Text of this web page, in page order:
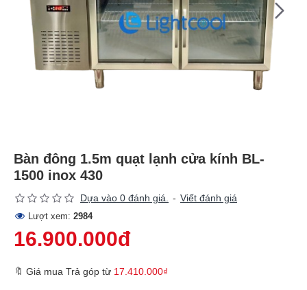
Bàn đông 1.5m quạt lạnh cửa kính BL-
1500 inox 430
Dựa vào 0 đánh giá. - Viết đánh giá
Lượt xem: 2984
16.900.000đ
🔖 Giá mua Trả góp từ 17.410.000₫